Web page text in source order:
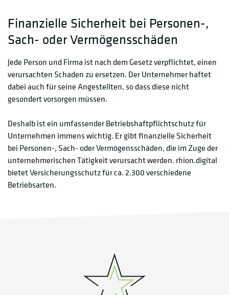
Finanzielle Sicherheit bei Personen-,
Sach- oder Vermögensschäden
Jede Person und Firma ist nach dem Gesetz verpflichtet, einen
verursachten Schaden zu ersetzen. Der Unternehmer haftet
dabei auch für seine Angestellten, so dass diese nicht
gesondert vorsorgen müssen.
Deshalb ist ein umfassender Betriebshaftpflichtschutz für
Unternehmen immens wichtig. Er gibt finanzielle Sicherheit
bei Personen-, Sach- oder Vermögensschäden, die im Zuge der
unternehmerischen Tätigkeit verursacht werden. rhion.digital
bietet Versicherungsschutz für ca. 2.300 verschiedene
Betriebsarten.